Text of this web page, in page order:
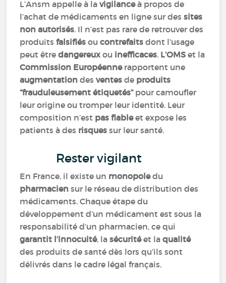
L’Ansm appelle à lavigilanceà propos de
l’achat de médicaments en ligne sur dessites
non autorisés. Il n’est pas rare de retrouver des
produitsfalsifiésoucontrefaitsdont l’usage
peut êtredangereuxou inefficaces. L’OMSet la
Commission Européenne rapportent une
augmentationdesventesde produits
“frauduleusement étiquetés” pour camoufler
leur origine ou tromper leur identité. Leur
composition n’est pas fiableet expose les
patients à des risquessur leur santé.
Rester vigilant
En France, il existe un monopoledu
pharmaciensur le réseau de distribution des
médicaments. Chaque étape du
développement d’un médicament est sous la
responsabilité d’un pharmacien, ce qui
garantit l’innocuité, lasécuritéet laqualité
des produits de santé dès lors qu’ils sont
délivrés dans le cadre légal français.